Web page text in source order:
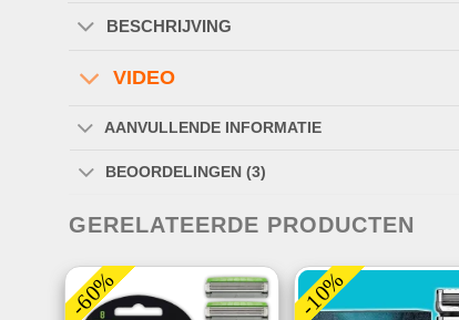
BESCHRIJVING
VIDEO
AANVULLENDE INFORMATIE
BEOORDELINGEN (3)
GERELATEERDE PRODUCTEN
-60% -10%